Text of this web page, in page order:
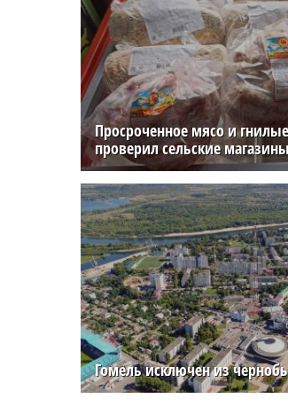
Просроченное мясо и
проверил сельские
Гомель исключен из